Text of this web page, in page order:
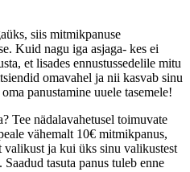
siis mitmikpanuse
Kuid nagu iga asjaga- kes ei
et lisades ennustussedelile mitu
omavahel ja nii kasvab sinu
panustamine uuele tasemele!
Tee nädalavahetusel toimuvate
vähemalt 10€ mitmikpanus,
valikust ja kui üks sinu valikustest
. Saadud tasuta panus tuleb enne